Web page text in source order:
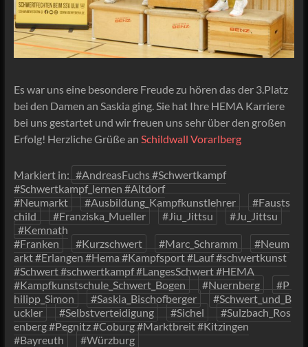
Es war uns eine besondere Freude zu hören das der 3.Platz
bei den Damen an Saskia ging. Sie hat Ihre HEMA Karriere
bei uns gestartet und wir freuen uns sehr über den großen
Erfolg! Herzliche Grüße an Schildwall Vorarlberg
Markiert in: #AndreasFuchs #Schwertkampf
#Schwertkampf_lernen #Altdorf
#Neumarkt
#Ausbildung_Kampfkunstlehrer
#Fausts
child
#Franziska_Mueller #Jiu_Jittsu
#Ju_Jittsu
#Kemnath
#Franken
#Kurzschwert #Marc_Schramm
#Neum
arkt #Erlangen #Hema #Kampfsport #Lauf #schwertkunst
#Schwert #schwertkampf #LangesSchwert #HEMA
#Kampfkunstschule_Schwert_Bogen
#Nuernberg
#P
hilipp_Simon
#Saskia_Bischofberger
#Schwert_und_B
uckler
#Selbstverteidigung #Sichel
#Sulzbach_Ros
enberg #Pegnitz #Coburg #Marktbreit #Kitzingen
#Bayreuth
#Würzburg